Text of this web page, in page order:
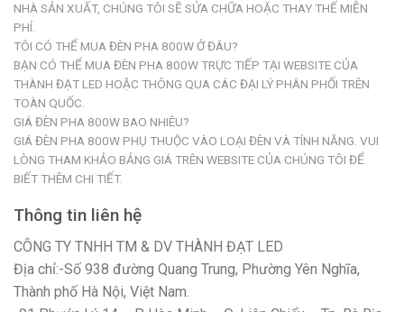
NHÀ SẢN XUẤT, CHÚNG TÔI SẼ SỬA CHỮA HOẶC THAY THẾ MIỄN
PHÍ.
TÔI CÓ THỂ MUA ĐÈN PHA 800W Ở ĐÂU?
BẠN CÓ THỂ MUA ĐÈN PHA 800W TRỰC TIẾP TẠI WEBSITE CỦA
THÀNH ĐẠT LED HOẶC THÔNG QUA CÁC ĐẠI LÝ PHÂN PHỐI TRÊN
TOÀN QUỐC.
GIÁ ĐÈN PHA 800W BAO NHIÊU?
GIÁ ĐÈN PHA 800W PHỤ THUỘC VÀO LOẠI ĐÈN VÀ TÍNH NĂNG. VUI
LÒNG THAM KHẢO BẢNG GIÁ TRÊN WEBSITE CỦA CHÚNG TÔI ĐỂ
BIẾT THÊM CHI TIẾT.
Thông tin liên hệ
CÔNG TY TNHH TM & DV THÀNH ĐẠT LED
Địa chỉ:-Số 938 đường Quang Trung, Phường Yên Nghĩa,
Thành phố Hà Nội, Việt Nam.